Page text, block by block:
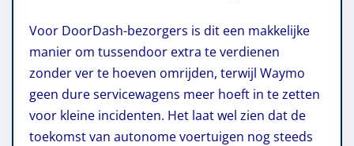
Voor DoorDash-bezorgers is dit een makkelijke
manier om tussendoor extra te verdienen
zonder ver te hoeven omrijden, terwijl Waymo
geen dure servicewagens meer hoeft in te zetten
voor kleine incidenten. Het laat wel zien dat de
toekomst van autonome voertuigen nog steeds